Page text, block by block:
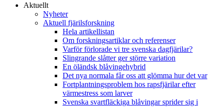
Aktuellt
Nyheter
Aktuell fjärilsforskning
Hela artikellistan
Om forskningsartiklar och referenser
Varför förlorade vi tre svenska dagfjärilar?
Slingrande slåtter ger större variation
En öländsk blåvingehybrid
Det nya normala får oss att glömma hur det var
Fortplantningsproblem hos rapsfjärilar efter
värmestress som larver
Svenska svartfläckiga blåvingar sprider sig i